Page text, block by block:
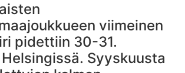
viimeinen
pidettiin 30-31.
Syyskuusta